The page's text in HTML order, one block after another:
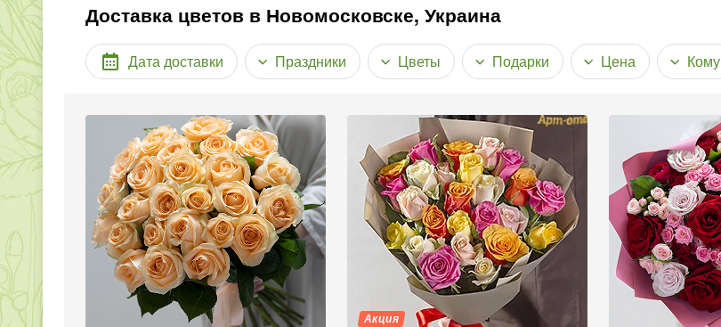
Доставка цветов в Новомосковске, Украина
Дата доставки Праздники Цветы Подарки Цена Кому
Акция